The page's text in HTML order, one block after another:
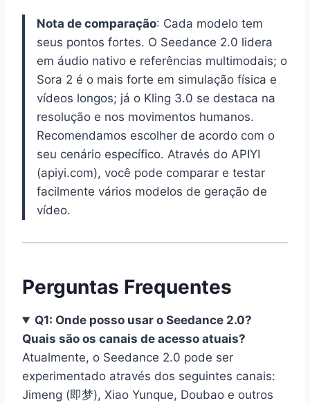
Nota de comparação: Cada modelo tem
seus pontos fortes. O Seedance 2.0 lidera
em áudio nativo e referências multimodais; o
Sora 2 é o mais forte em simulação física e
vídeos longos; já o Kling 3.0 se destaca na
resolução e nos movimentos humanos.
Recomendamos escolher de acordo com o
seu cenário específico. Através do APIYI
(apiyi.com), você pode comparar e testar
facilmente vários modelos de geração de
vídeo.
Perguntas Frequentes
Q1: Onde posso usar o Seedance 2.0?
Quais são os canais de acesso atuais?
Atualmente, o Seedance 2.0 pode ser
experimentado através dos seguintes canais:
Jimeng (即梦), Xiao Yunque, Doubao e outros